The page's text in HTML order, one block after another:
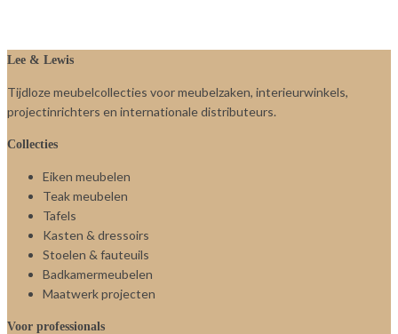
Lee & Lewis
Tijdloze meubelcollecties voor meubelzaken, interieurwinkels,
projectinrichters en internationale distributeurs.
Collecties
Eiken meubelen
Teak meubelen
Tafels
Kasten & dressoirs
Stoelen & fauteuils
Badkamermeubelen
Maatwerk projecten
Voor professionals